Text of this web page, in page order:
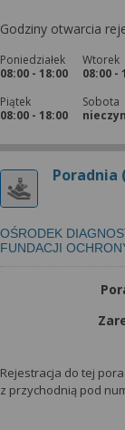
Godziny otwarcia
Poniedziałek
08:00 - 18:00
Wtorek
08:00 -
Piątek
08:00 - 18:00
Sobota
Poradnia
OŚRODEK
FUNDACJI
Rejestracja do tej
z przychodnią pod